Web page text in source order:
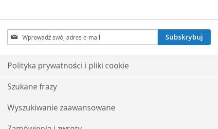
Subskrybuj
nasz
newsletter:
Subskrybuj
Polityka prywatności i pliki cookie
Szukane frazy
Wyszukiwanie zaawansowane